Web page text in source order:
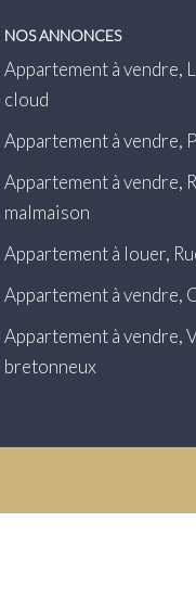
NOS ANNONCES
Appartement à vendre,
cloud
Appartement à vendre,
Appartement à vendre,
malmaison
Appartement à louer,
Appartement à vendre,
Appartement à vendre,
bretonneux